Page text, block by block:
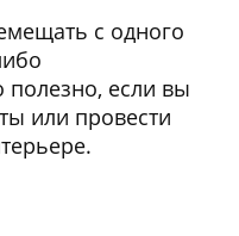
с одного
полезно, если вы
или провести